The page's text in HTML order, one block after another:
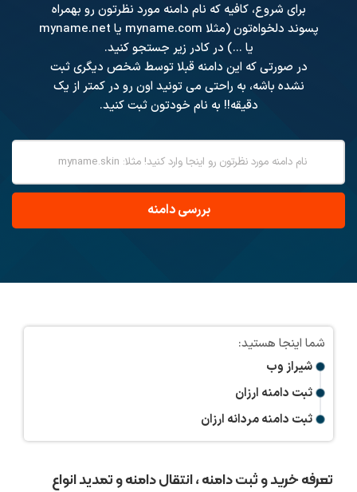
برای شروع، کافیه که نام دامنه مورد نظرتون رو بهمراه
پسوند دلخواه‌تون (مثلا myname.com یا myname.net
یا ...) در کادر زیر جستجو کنید.
در صورتی که این دامنه قبلا توسط شخص دیگری ثبت
نشده باشه، به راحتی می تونید اون رو در کمتر از یک
دقیقه!! به نام خودتون ثبت کنید.
شیراز وب
ثبت دامنه ارزان
ثبت دامنه مردانه ارزان
تعرفه خرید و ثبت دامنه ، انتقال دامنه و تمدید انواع